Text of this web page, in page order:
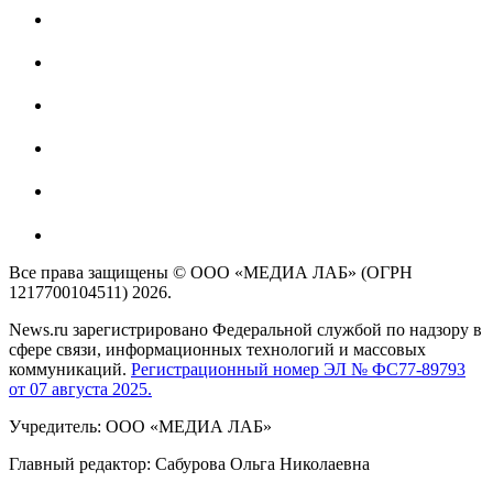
Все права защищены © ООО «МЕДИА ЛАБ» (ОГРН
1217700104511) 2026.
News.ru зарегистрировано Федеральной службой по надзору в
сфере связи, информационных технологий и массовых
коммуникаций. Регистрационный номер ЭЛ № ФС77-89793
от 07 августа 2025.
Учредитель: ООО «МЕДИА ЛАБ»
Главный редактор: Сабурова Ольга Николаевна